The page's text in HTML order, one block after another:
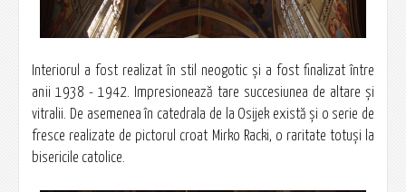
Interiorul a fost realizat în stil neogotic şi a fost finalizat între
anii 1938 - 1942. Impresionează tare succesiunea de altare şi
vitralii. De asemenea în catedrala de la Osijek există şi o serie de
fresce realizate de pictorul croat Mirko Racki, o raritate totuşi la
bisericile catolice.